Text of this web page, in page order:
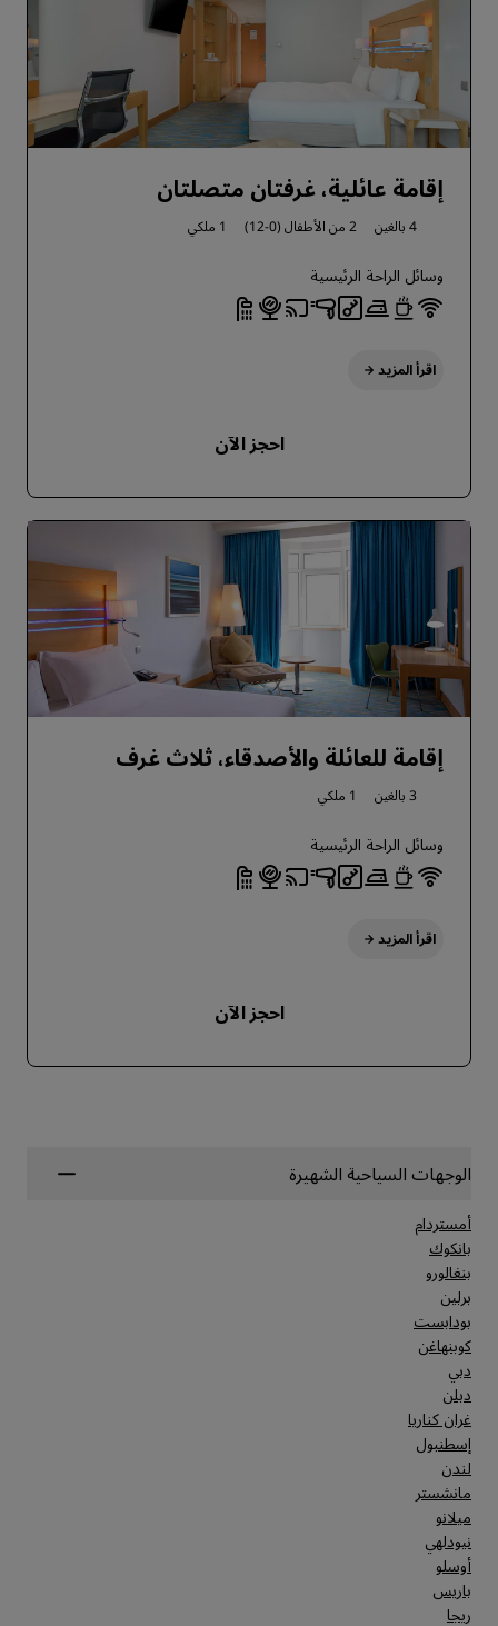
إقامة عائلية، غرفتان متصلتان
4 بالغين 2 من الأطفال (0-12) 1 ملكي
وسائل الراحة الرئيسية
اقرأ المزيد
احجز الآن
إقامة للعائلة والأصدقاء، ثلاث غرف
3 بالغين 1 ملكي
وسائل الراحة الرئيسية
اقرأ المزيد
احجز الآن
الوجهات السياحية الشهيرة
أمستردام
بانكوك
بنغالورو
برلين
بودابست
كوبنهاغن
دبي
دبلن
غران كناريا
إسطنبول
لندن
مانشستر
ميلانو
نيودلهي
أوسلو
باريس
ريجا